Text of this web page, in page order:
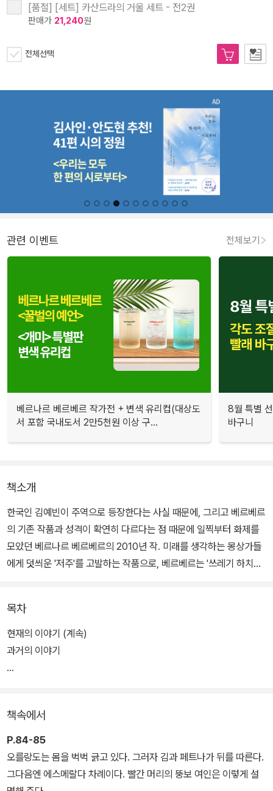
[품절] [세트] 카산드라의 거울 세트 - 전2권
판매가 21,240원
전체선택
관련 이벤트 전체보기
베르나르 베르베르 작가전 + 변색 유리컵(대상도
서 포함 국내도서 2만5천원 이상 구...
8월 특별
바구니
책소개
한국인 김예빈이 주역으로 등장한다는 사실 때문에, 그리고 베르베르
의 기존 작품과 성격이 확연히 다르다는 점 때문에 일찍부터 화제를
모았던 베르나르 베르베르의 2010년 작. 미래를 생각하는 몽상가들
에게 덧씌운 '저주'를 고발하는 작품으로, 베르베르는 '쓰레기 하치
작품 속에서 이야기를 이끌어 가는 주역들은 모두 사회에서 버림받
은, 혹은 스스로 사회를 버린 존재들이다. 여주인공 카산드라는 미래
믿어 주지 않는 저주까지 함께 받았다.
자폐증까지 있어 주변과의 소통이 쉽지 않은 카산드라는 고아 기숙
학교에서 문제를 일으키고 한밤중에 탈출한다. 그녀가 흘러 들어간
곳은 파리 외곽의 거대한 쓰레기 하치장. 거기에서 네 명의 괴짜 노숙
목차
현재의 이야기 (계속)
과거의 이야기
책속에서
P.84-85
오를랑도는 몸을 벅벅 긁고 있다. 그러자 김과 페트나가 뒤를 따른다.
그다음엔 에스메랄다 차례이다. 빨간 머리의 뚱보 여인은 이렇게 설